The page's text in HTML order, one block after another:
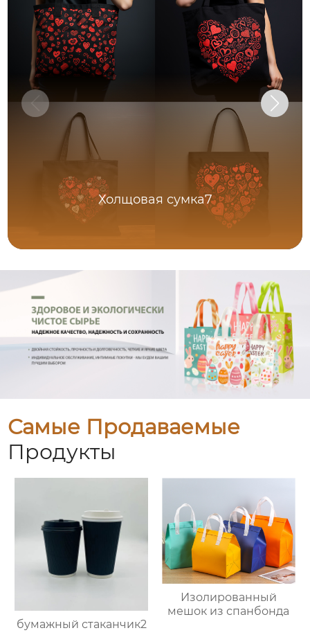
Холщовая сумка7
Самые Продаваемые
Продукты
бумажный стаканчик2
Изолированный
мешок из спанбонда